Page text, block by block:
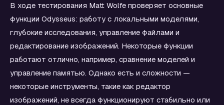
В ходе тестирования Matt Wolfe проверяет основные
функции Odysseus: работу с локальными моделями,
глубокие исследования, управление файлами и
редактирование изображений. Некоторые функции
работают отлично, например, сравнение моделей и
управление памятью. Однако есть и сложности —
некоторые инструменты, такие как редактор
изображений, не всегда функционируют стабильно или